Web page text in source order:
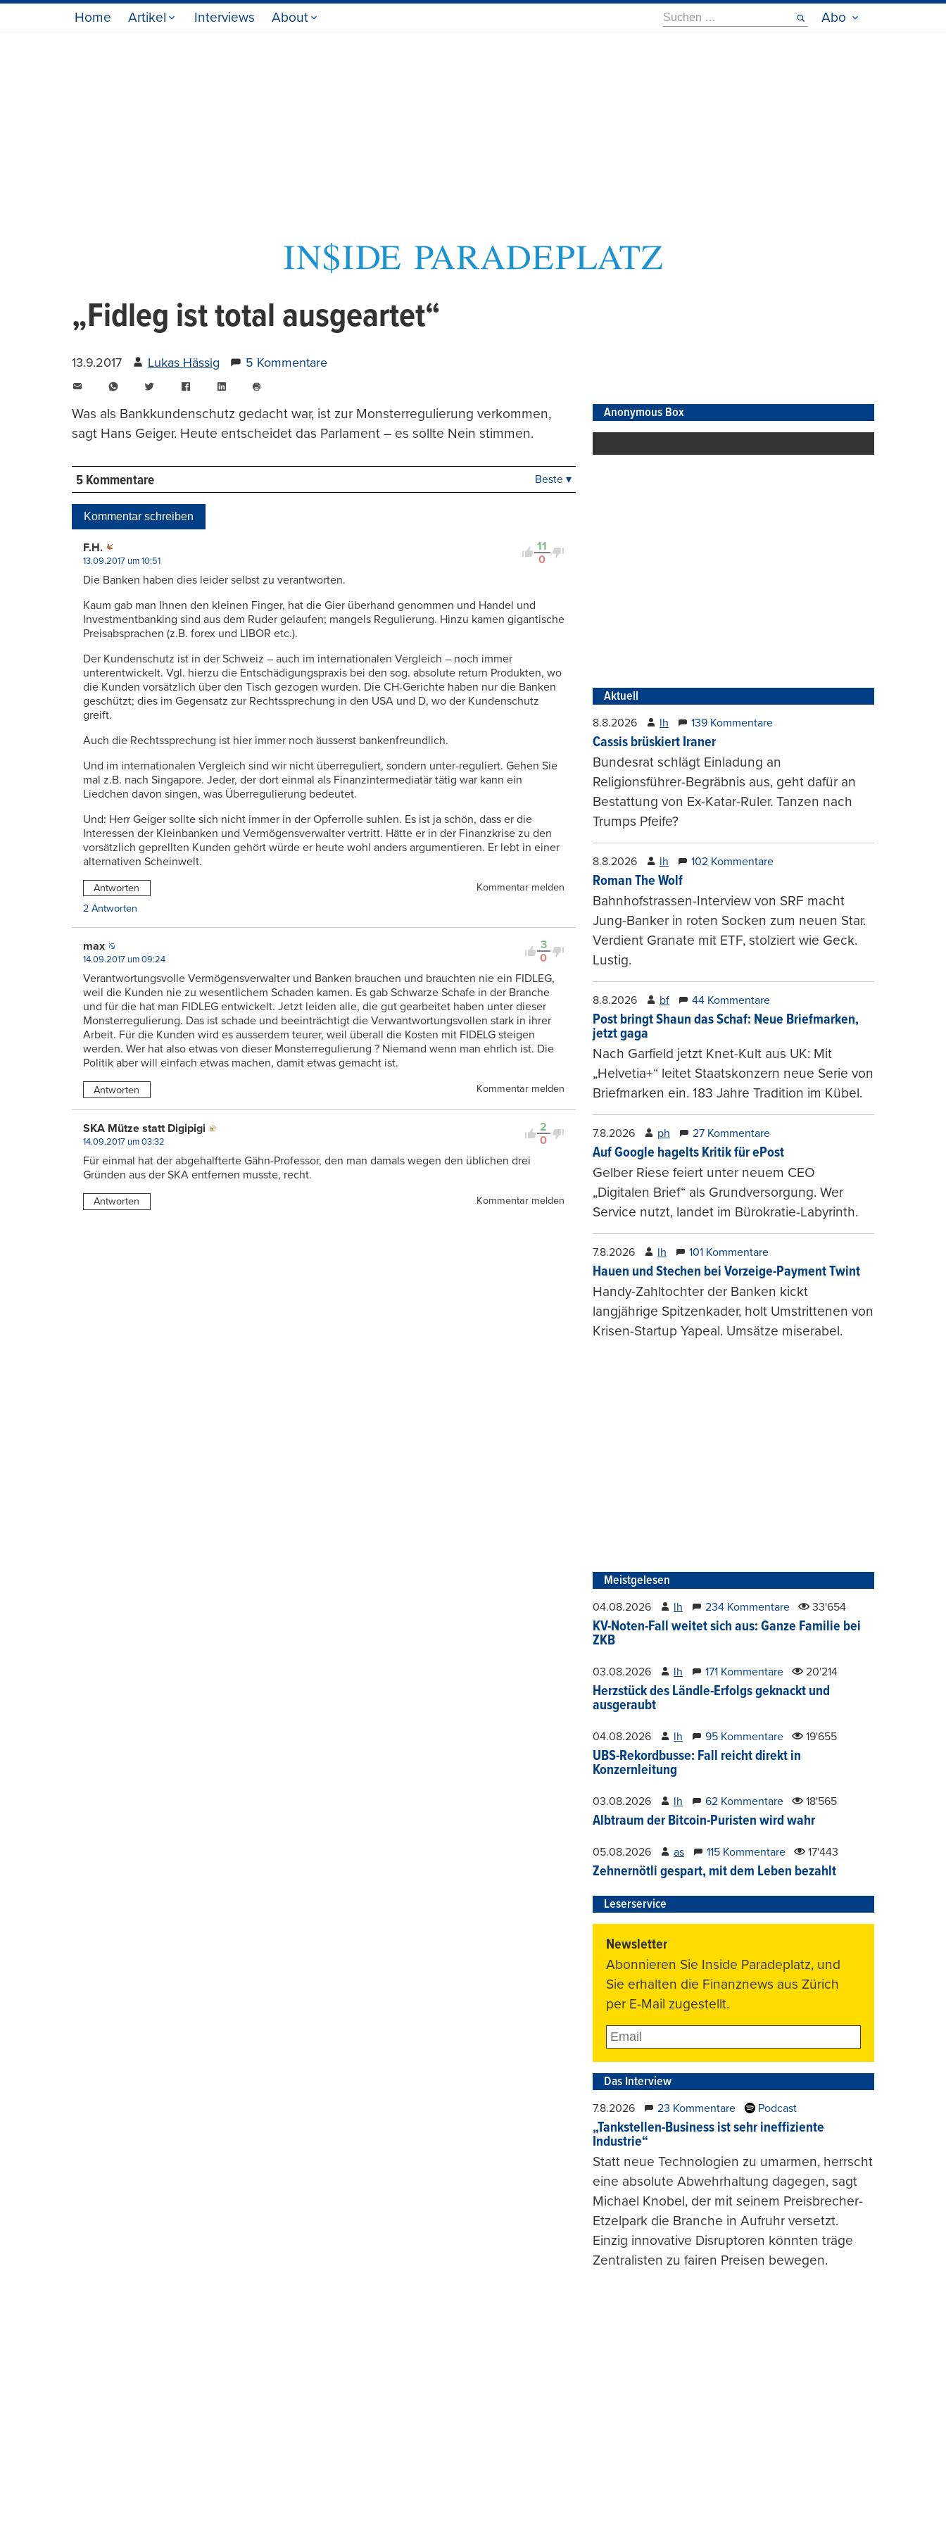
Home Artikel Interviews About
Suche
nach:
Abo
„Fidleg ist total ausgeartet“
13.9.2017 Lukas Hässig 5 Kommentare
WhatsAppTwitter FacebookLinkedIn
drucken
Was als Bankkundenschutz gedacht war, ist zur Monsterregulierung verkommen,
sagt Hans Geiger. Heute entscheidet das Parlament – es sollte Nein stimmen.
5 Kommentare Beste ▾
Kommentar schreiben
11
0
F.H.
13.09.2017 um 10:51
Die Banken haben dies leider selbst zu verantworten.
Kaum gab man Ihnen den kleinen Finger, hat die Gier überhand genommen und Handel und
Investmentbanking sind aus dem Ruder gelaufen; mangels Regulierung. Hinzu kamen gigantische
Preisabsprachen (z.B. forex und LIBOR etc.).
Der Kundenschutz ist in der Schweiz – auch im internationalen Vergleich – noch immer
unterentwickelt. Vgl. hierzu die Entschädigungspraxis bei den sog. absolute return Produkten, wo
die Kunden vorsätzlich über den Tisch gezogen wurden. Die CH-Gerichte haben nur die Banken
geschützt; dies im Gegensatz zur Rechtssprechung in den USA und D, wo der Kundenschutz
greift.
Auch die Rechtssprechung ist hier immer noch äusserst bankenfreundlich.
Und im internationalen Vergleich sind wir nicht überreguliert, sondern unter-reguliert. Gehen Sie
mal z.B. nach Singapore. Jeder, der dort einmal als Finanzintermediatär tätig war kann ein
Liedchen davon singen, was Überregulierung bedeutet.
Und: Herr Geiger sollte sich nicht immer in der Opferrolle suhlen. Es ist ja schön, dass er die
Interessen der Kleinbanken und Vermögensverwalter vertritt. Hätte er in der Finanzkrise zu den
vorsätzlich geprellten Kunden gehört würde er heute wohl anders argumentieren. Er lebt in einer
alternativen Scheinwelt.
Antworten
Kommentar melden
2 Antworten
3
0
max
14.09.2017 um 09:24
Verantwortungsvolle Vermögensverwalter und Banken brauchen und brauchten nie ein FIDLEG,
weil die Kunden nie zu wesentlichem Schaden kamen. Es gab Schwarze Schafe in der Branche
und für die hat man FIDLEG entwickelt. Jetzt leiden alle, die gut gearbeitet haben unter dieser
Monsterregulierung. Das ist schade und beeinträchtigt die Verwantwortungsvollen stark in ihrer
Arbeit. Für die Kunden wird es ausserdem teurer, weil überall die Kosten mit FIDELG steigen
werden. Wer hat also etwas von dieser Monsterregulierung ? Niemand wenn man ehrlich ist. Die
Politik aber will einfach etwas machen, damit etwas gemacht ist.
Antworten Kommentar melden
2
0
SKA Mütze statt Digipigi
14.09.2017 um 03:32
Für einmal hat der abgehalfterte Gähn-Professor, den man damals wegen den üblichen drei
Gründen aus der SKA entfernen musste, recht.
Antworten Kommentar melden
Anonymous Box
Aktuell
8.8.2026 lh 139 Kommentare
Cassis brüskiert Iraner
Bundesrat schlägt Einladung an
Religionsführer-Begräbnis aus, geht dafür an
Bestattung von Ex-Katar-Ruler. Tanzen nach
Trumps Pfeife?
8.8.2026 lh 102 Kommentare
Roman The Wolf
Bahnhofstrassen-Interview von SRF macht
Jung-Banker in roten Socken zum neuen Star.
Verdient Granate mit ETF, stolziert wie Geck.
Lustig.
8.8.2026 bf 44 Kommentare
Post bringt Shaun das Schaf: Neue Briefmarken,
jetzt gaga
Nach Garfield jetzt Knet-Kult aus UK: Mit
„Helvetia+“ leitet Staatskonzern neue Serie von
Briefmarken ein. 183 Jahre Tradition im Kübel.
7.8.2026 ph 27 Kommentare
Auf Google hagelts Kritik für ePost
Gelber Riese feiert unter neuem CEO
„Digitalen Brief“ als Grundversorgung. Wer
Service nutzt, landet im Bürokratie-Labyrinth.
7.8.2026 lh 101 Kommentare
Hauen und Stechen bei Vorzeige-Payment Twint
Handy-Zahltochter der Banken kickt
langjährige Spitzenkader, holt Umstrittenen von
Krisen-Startup Yapeal. Umsätze miserabel.
Meistgelesen
04.08.2026 lh 234 Kommentare 33'654
KV-Noten-Fall weitet sich aus: Ganze Familie bei
ZKB
03.08.2026 lh 171 Kommentare 20'214
Herzstück des Ländle-Erfolgs geknackt und
ausgeraubt
04.08.2026 lh 95 Kommentare 19'655
UBS-Rekordbusse: Fall reicht direkt in
Konzernleitung
03.08.2026 lh 62 Kommentare 18'565
Albtraum der Bitcoin-Puristen wird wahr
05.08.2026 as 115 Kommentare 17'443
Zehnernötli gespart, mit dem Leben bezahlt
Leserservice
Newsletter
Abonnieren Sie Inside Paradeplatz, und
Sie erhalten die Finanznews aus Zürich
per E-Mail zugestellt.
Das Interview
7.8.2026 23 Kommentare Podcast
„Tankstellen-Business ist sehr ineffiziente
Industrie“
Statt neue Technologien zu umarmen, herrscht
eine absolute Abwehrhaltung dagegen, sagt
Michael Knobel, der mit seinem Preisbrecher-
Etzelpark die Branche in Aufruhr versetzt.
Einzig innovative Disruptoren könnten träge
Zentralisten zu fairen Preisen bewegen.